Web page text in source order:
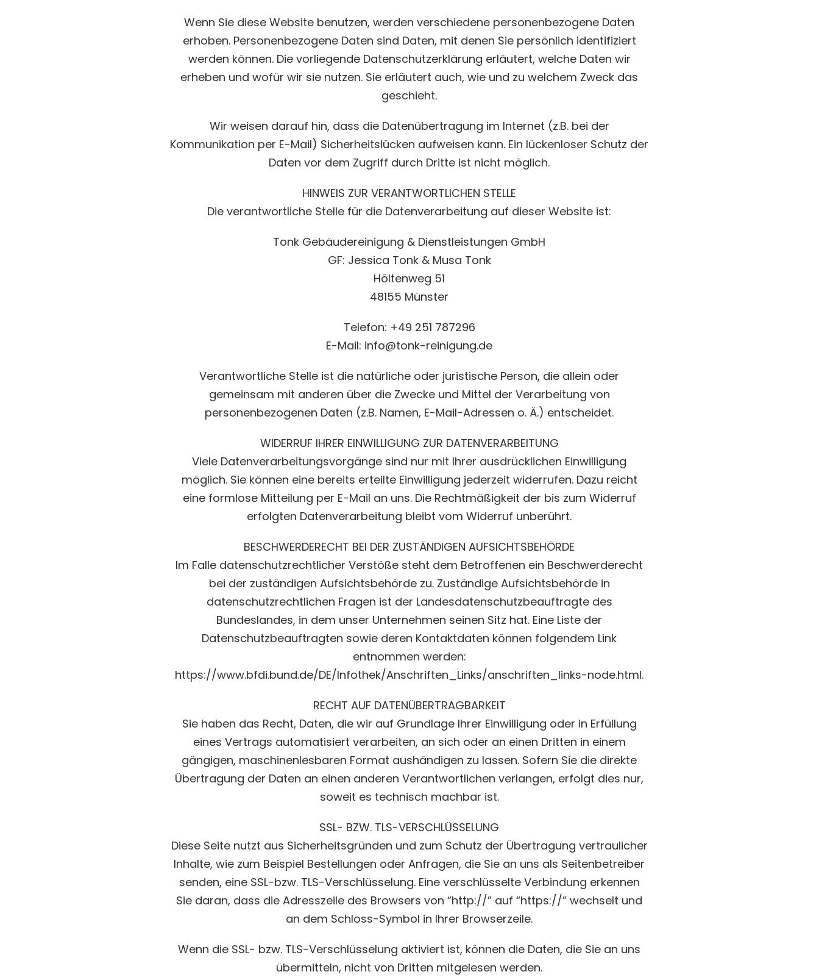
Wenn Sie diese Website benutzen, werden verschiedene personenbezogene Daten
erhoben. Personenbezogene Daten sind Daten, mit denen Sie persönlich identifiziert
werden können. Die vorliegende Datenschutzerklärung erläutert, welche Daten wir
erheben und wofür wir sie nutzen. Sie erläutert auch, wie und zu welchem Zweck das
geschieht.
Wir weisen darauf hin, dass die Datenübertragung im Internet (z.B. bei der
Kommunikation per E-Mail) Sicherheitslücken aufweisen kann. Ein lückenloser Schutz der
Daten vor dem Zugriff durch Dritte ist nicht möglich.
HINWEIS ZUR VERANTWORTLICHEN STELLE
Die verantwortliche Stelle für die Datenverarbeitung auf dieser Website ist:
Tonk Gebäudereinigung & Dienstleistungen GmbH
GF: Jessica Tonk & Musa Tonk
Höltenweg 51
48155 Münster
Telefon: +49 251 787296
E-Mail: info@tonk-reinigung.de
Verantwortliche Stelle ist die natürliche oder juristische Person, die allein oder
gemeinsam mit anderen über die Zwecke und Mittel der Verarbeitung von
personenbezogenen Daten (z.B. Namen, E-Mail-Adressen o. Ä.) entscheidet.
WIDERRUF IHRER EINWILLIGUNG ZUR DATENVERARBEITUNG
Viele Datenverarbeitungsvorgänge sind nur mit Ihrer ausdrücklichen Einwilligung
möglich. Sie können eine bereits erteilte Einwilligung jederzeit widerrufen. Dazu reicht
eine formlose Mitteilung per E-Mail an uns. Die Rechtmäßigkeit der bis zum Widerruf
erfolgten Datenverarbeitung bleibt vom Widerruf unberührt.
BESCHWERDERECHT BEI DER ZUSTÄNDIGEN AUFSICHTSBEHÖRDE
Im Falle datenschutzrechtlicher Verstöße steht dem Betroffenen ein Beschwerderecht
bei der zuständigen Aufsichtsbehörde zu. Zuständige Aufsichtsbehörde in
datenschutzrechtlichen Fragen ist der Landesdatenschutzbeauftragte des
Bundeslandes, in dem unser Unternehmen seinen Sitz hat. Eine Liste der
Datenschutzbeauftragten sowie deren Kontaktdaten können folgendem Link
entnommen werden:
https://www.bfdi.bund.de/DE/Infothek/Anschriften_Links/anschriften_links-node.html.
RECHT AUF DATENÜBERTRAGBARKEIT
Sie haben das Recht, Daten, die wir auf Grundlage Ihrer Einwilligung oder in Erfüllung
eines Vertrags automatisiert verarbeiten, an sich oder an einen Dritten in einem
gängigen, maschinenlesbaren Format aushändigen zu lassen. Sofern Sie die direkte
Übertragung der Daten an einen anderen Verantwortlichen verlangen, erfolgt dies nur,
soweit es technisch machbar ist.
SSL- BZW. TLS-VERSCHLÜSSELUNG
Diese Seite nutzt aus Sicherheitsgründen und zum Schutz der Übertragung vertraulicher
Inhalte, wie zum Beispiel Bestellungen oder Anfragen, die Sie an uns als Seitenbetreiber
senden, eine SSL-bzw. TLS-Verschlüsselung. Eine verschlüsselte Verbindung erkennen
Sie daran, dass die Adresszeile des Browsers von “http://” auf “https://” wechselt und
an dem Schloss-Symbol in Ihrer Browserzeile.
Wenn die SSL- bzw. TLS-Verschlüsselung aktiviert ist, können die Daten, die Sie an uns
übermitteln, nicht von Dritten mitgelesen werden.